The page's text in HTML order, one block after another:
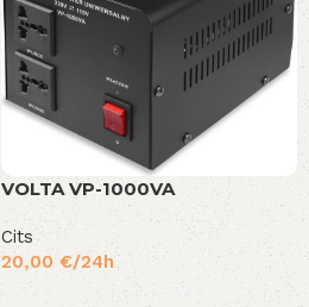
VOLTA VP-1000VA
Cits
20,00€/24h